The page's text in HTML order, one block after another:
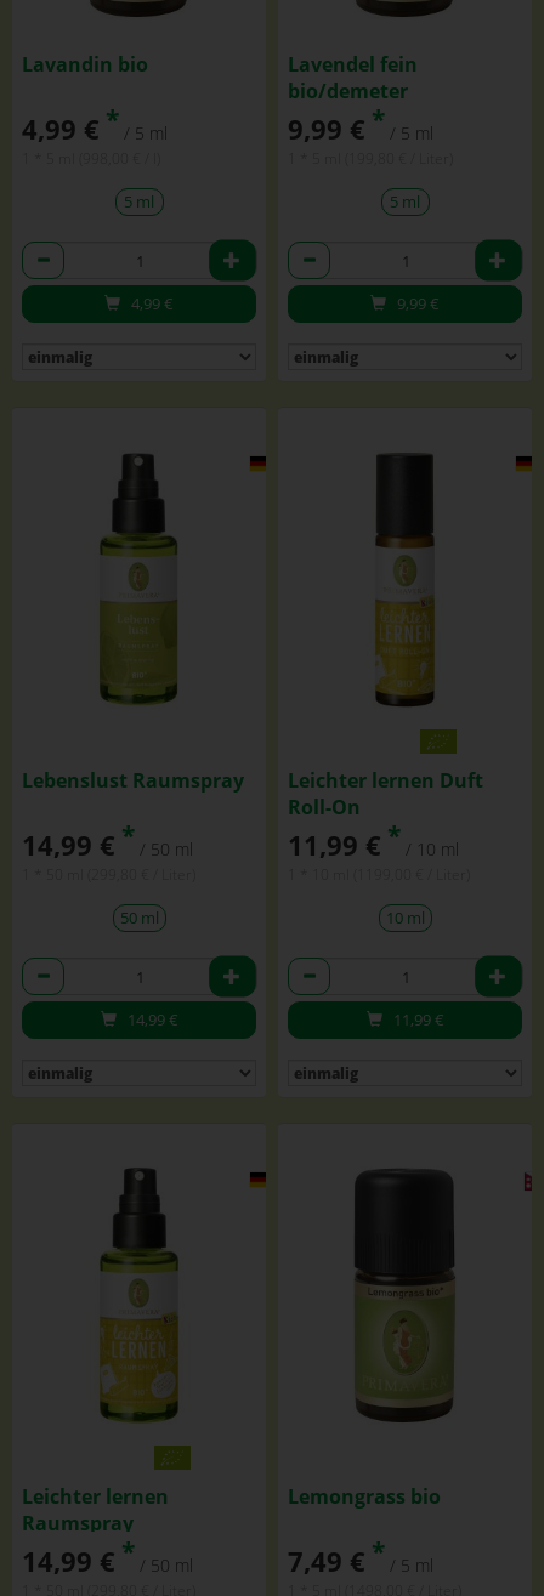
Lavandin bio
4,99 € * / 5 ml
5 ml
Anzahl
4,99€
Lavendel fein
bio/demeter
9,99 € * / 5 ml
5 ml
Anzahl
9,99€
Lebenslust Raumspray
14,99 € * / 50 ml
50 ml
Anzahl
14,99€
Leichter lernen Duft
Roll-On
11,99 € * / 10 ml
10 ml
Anzahl
11,99€
Leichter lernen
Raumspray
14,99 € * / 50 ml
Lemongrass bio
7,49 € * / 5 ml